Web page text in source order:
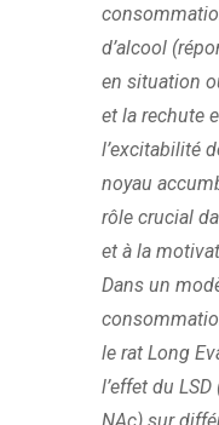
d’alcool
en situation
et la rechute
l’excitabilité
noyau
rôle crucial
et à la
Dans un
le rat Long
l’effet du
NAc) sur